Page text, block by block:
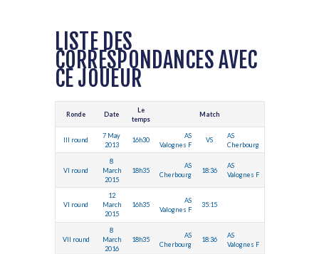
LISTE DES
CORRESPONDANCES AVEC
CE JOUEUR
Ronde Date
Le
temps
Match
III round
7 May
2013
16h30
AS
Valognes F
VS
AS
Cherbourg
VI round
8
March
2015
18h35
AS
Cherbourg
18:36
AS
Valognes F
VI round
12
March
2015
16h35
AS
Valognes F
35:15
VII round
8
March
2016
18h35
AS
Cherbourg
18:36
AS
Valognes F